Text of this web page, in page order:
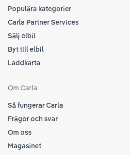
Populära kategorier
Carla Partner Services
Sälj elbil
Byt till elbil
Laddkarta
Om Carla
Så fungerar Carla
Frågor och svar
Om oss
Magasinet